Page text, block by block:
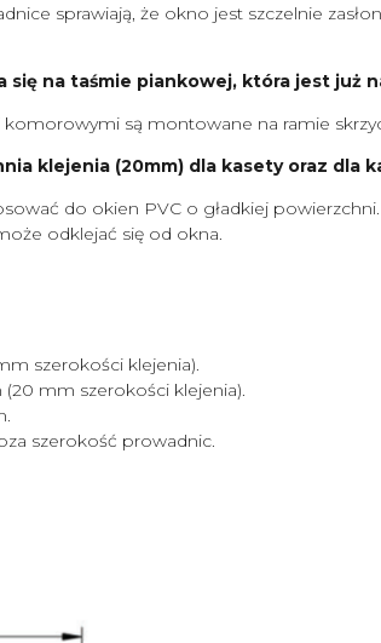
sprawiają, że okno jest szczelnie
się na taśmie piankowej, która jest już
są montowane na ramie
klejenia (20mm) dla kasety oraz dla
do okien PVC o gładkiej
odklejać się od okna.
szerokości klejenia).
mm szerokości klejenia).
szerokość prowadnic.